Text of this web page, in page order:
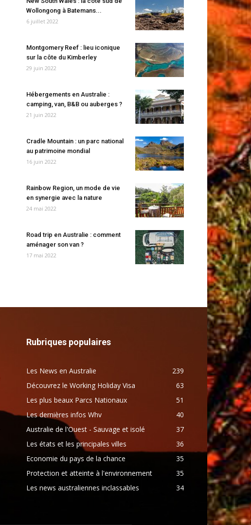
Wollongong à Batemans...
6 juillet 2022
Montgomery Reef : lieu iconique
sur la côte du Kimberley
29 juin 2022
Hébergements en Australie :
camping, van, B&B ou auberges ?
21 juin 2022
Cradle Mountain : un parc national
au patrimoine mondial
16 juin 2022
Rainbow Region, un mode de vie
en synergie avec la nature
24 mai 2022
Road trip en Australie : comment
aménager son van ?
17 mai 2022
Rubriques populaires
Les News en Australie
239
Découvrez le Working Holiday Visa
63
Les plus beaux Parcs Nationaux
51
Les dernières infos Whv
40
Australie de l'Ouest - Sauvage et isolé
37
Les états et les principales villes
36
Economie du pays de la chance
35
Protection et atteinte à l'environnement
35
Les news australiennes inclassables
34